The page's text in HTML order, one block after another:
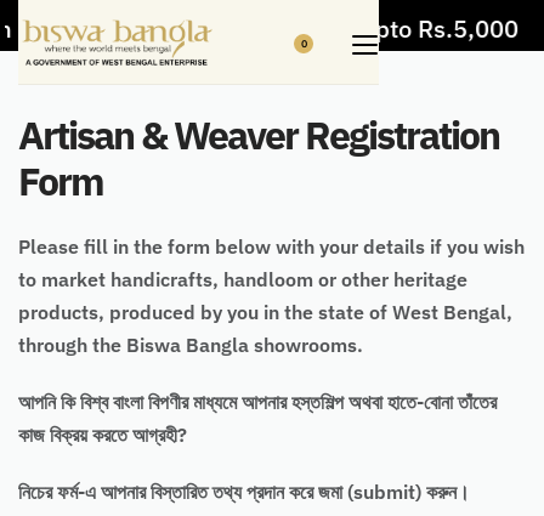
items 5% Off on bill value upto Rs.5,000
0
Artisan & Weaver Registration
Form
Please fill in the form below with your details if you wish
to market handicrafts, handloom or other heritage
products, produced by you in the state of West Bengal,
through the Biswa Bangla showrooms.
আপনি কি বিশ্ব বাংলা বিপণীর মাধ্যমে আপনার হস্তশিল্প অথবা হাতে-বোনা তাঁতের
কাজ বিক্রয় করতে আগ্রহী?
নিচের ফর্ম-এ আপনার বিস্তারিত তথ্য প্রদান করে জমা (submit) করুন।